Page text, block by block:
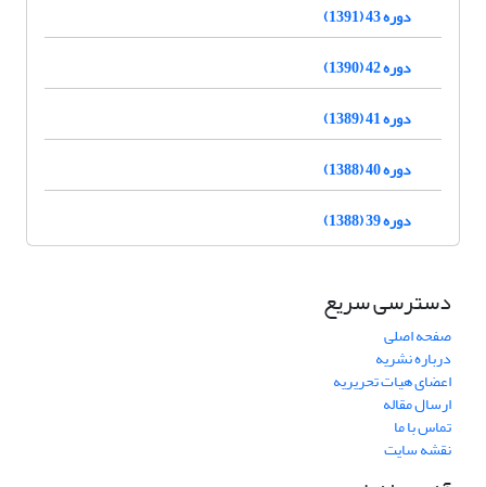
دوره 43 (1391)
دوره 42 (1390)
دوره 41 (1389)
دوره 40 (1388)
دوره 39 (1388)
دسترسی سریع
صفحه اصلی
درباره نشریه
اعضای هیات تحریریه
ارسال مقاله
تماس با ما
نقشه سایت